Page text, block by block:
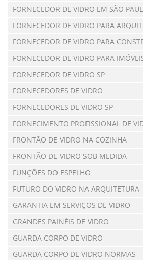
FORNECEDOR DE VIDRO EM SÃO
FORNECEDOR DE VIDRO PARA
FORNECEDOR DE VIDRO PARA
FORNECEDOR DE VIDRO PARA
FORNECEDOR DE VIDRO SP
FORNECEDORES DE VIDRO
FORNECEDORES DE VIDRO SP
FORNECIMENTO PROFISSIONAL DE
FRONTÃO DE VIDRO NA COZINHA
FRONTÃO DE VIDRO SOB MEDIDA
FUNÇÕES DO ESPELHO
FUTURO DO VIDRO NA ARQUITETURA
GARANTIA EM SERVIÇOS DE VIDRO
GRANDES PAINÉIS DE VIDRO
GUARDA CORPO DE VIDRO
GUARDA CORPO DE VIDRO NORMAS